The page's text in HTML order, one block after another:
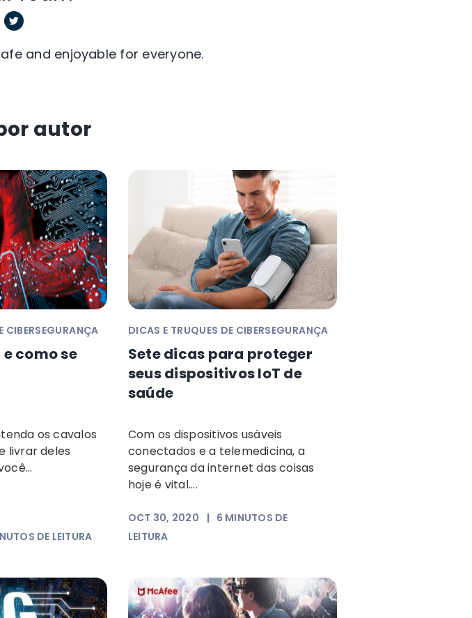
and enjoyable for everyone.
autor
CIBERSEGURANÇA
como se
os cavalos
livrar deles
DE LEITURA
DICAS E TRUQUES DE CIBERSEGURANÇA
Sete dicas para proteger
seus dispositivos IoT de
saúde
Com os dispositivos usáveis
conectados e a telemedicina, a
segurança da internet das coisas
hoje é vital....
OCT 30, 2020 | 6 MINUTOS DE
LEITURA